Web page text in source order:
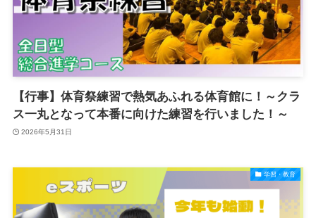
【行事】体育祭練習で熱気あふれる体育館に！～クラ
ス一丸となって本番に向けた練習を行いました！～
2026年5月31日
学習・教育